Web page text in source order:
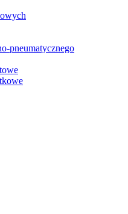
pneumatycznego